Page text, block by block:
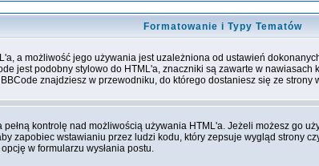
Formatowanie i Typy Tematów
a możliwość jego używania jest uzależniona od ustawień
jest podobny stylowo do HTML'a, znaczniki są zawarte w
znajdziesz w przewodniku, do którego dostaniesz się ze strony
kontrolę nad możliwością używania HTML'a. Jeżeli możesz go
zapobiec wstawianiu przez ludzi kodu, który zepsuje wygląd strony
w formularzu wysłania postu.